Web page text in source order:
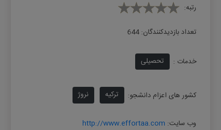
رتبه:
تعداد بازدیدکنندگان:644
خدمات : تحصیلی
کشور های اعزام دانشجو: ترکیه نروژ
وب سایت: http://www.effortaa.com